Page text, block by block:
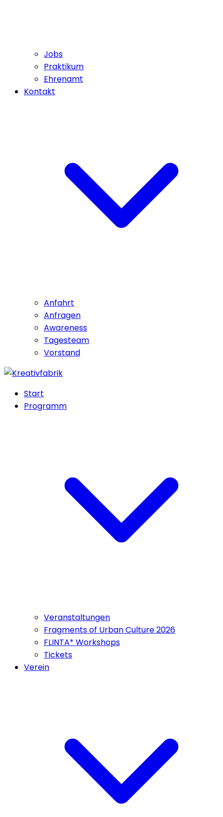
Jobs
Praktikum
Ehrenamt
Kontakt
Anfahrt
Anfragen
Awareness
Tagesteam
Vorstand
Start
Programm
Veranstaltungen
Fragments of Urban Culture 2026
FLINTA* Workshops
Tickets
Verein